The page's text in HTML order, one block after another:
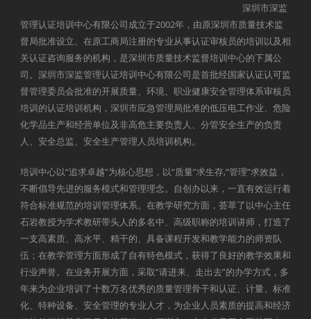
深圳市深监
管理认证培训中心有限公司成立于2002年，由原深圳市质量技术监
督局批准设立、在原工商局注册的专业从事认证审核员的培训以及相
关认证咨询服务的机构，是深圳市质量技术监督培训中心的下属公
司。深圳市深监管理认证培训中心有限公司是首批经国家认证认可监
督管理委员会批准的开展质量、环境、职业健康安全管理体系审核员
培训的认证培训机构，深圳市应急管理局批准的低压电工作业、危险
化学品生产和经营单位及非高危主要负责人、分管安全生产的负责
人、安全总监、安全生产管理人员培训机构。
培训中心以“追求卓越”为核心思想，以“质量”求生存,“管理”求效益，
不断倡导先进的服务模式和管理理念。自创办以来，一直有效运行着
符合标准规范的培训管理体系。在教学研究方面，荟萃了以中心主任
石岩教授为学术教研带头人的多名中、高级职称的培训讲师，打造了
一支高素质、高水平、精干的、具备课程开发和教学能力的师资队
伍；在教学管理方面形成了自有特色模式，获得了良好的教学效果和
行业声誉。在业务开展方面，采取“请进来、走出去”的办学方式，多
年来为企业培训了十数万名优秀的质量管理骨干和认证、计量、标准
化、特种设备、安全管理的专业人才，为企业人员素质的提高和经济